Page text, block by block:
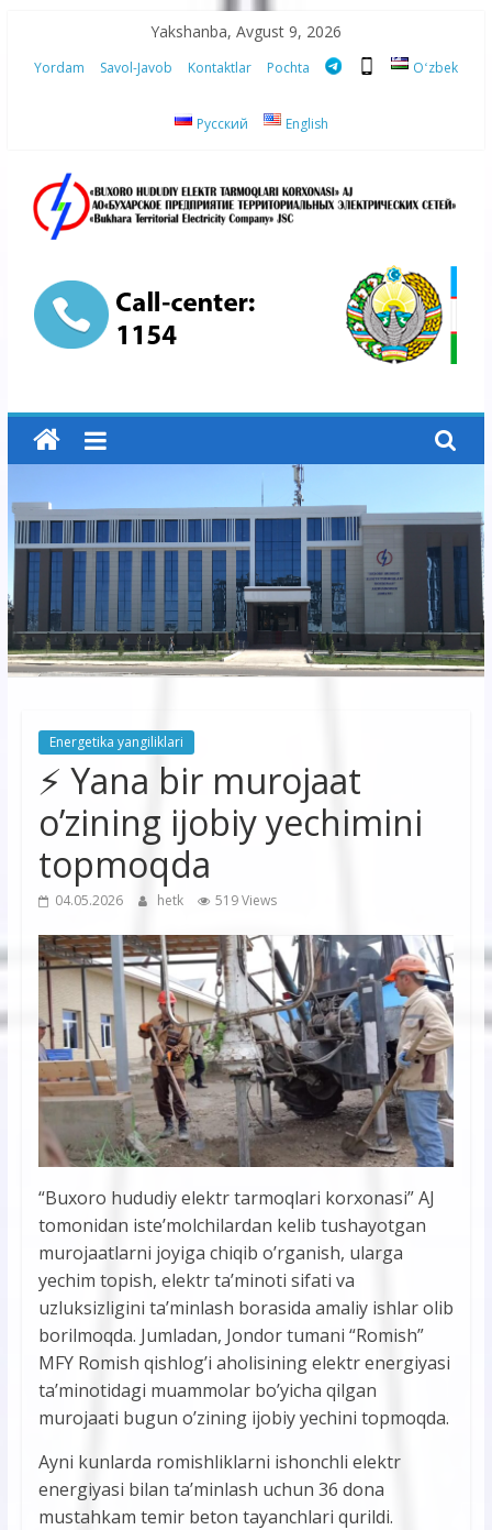
content
Yakshanba, Avgust 9, 2026
Yordam Savol-Javob Kontaktlar Pochta Oʻzbek
Русский English
“Buxoro
hududiy
elektr
tarmoqlari
korxonasi”
AJ
“Buxoro
hududiy
korxonasi”
Energetika yangiliklari
⚡️ Yana bir murojaat
o’zining ijobiy yechimini
topmoqda
04.05.2026 hetk 519 Views
“Buxoro hududiy elektr tarmoqlari korxonasi” AJ
tomonidan iste’molchilardan kelib tushayotgan
murojaatlarni joyiga chiqib o’rganish, ularga
yechim topish, elektr ta’minoti sifati va
uzluksizligini ta’minlash borasida amaliy ishlar olib
borilmoqda. Jumladan, Jondor tumani “Romish”
MFY Romish qishlog’i aholisining elektr energiyasi
ta’minotidagi muammolar bo’yicha qilgan
murojaati bugun o’zining ijobiy yechini topmoqda.
Ayni kunlarda romishliklarni ishonchli elektr
energiyasi bilan ta’minlash uchun 36 dona
mustahkam temir beton tayanchlari qurildi.